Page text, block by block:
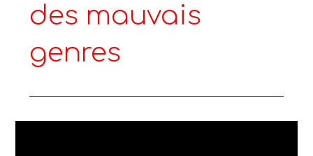
des mauvais
genres